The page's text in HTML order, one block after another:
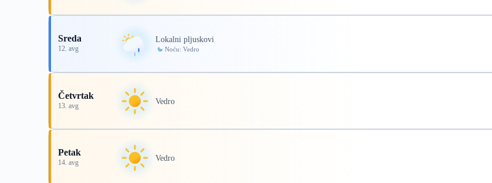
Sreda
12. avg
Lokalni pljuskovi
Noću: Vedro
Četvrtak
13. avg Vedro
Petak
14. avg Vedro